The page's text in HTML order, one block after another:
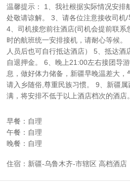
温馨提示： 1、我社根据实际情况安排
处敬请谅解。 3、请各位注意接收司机
4、司机接您前往酒店(司机会提前联
时的航班统一安排接机，请耐心等候
人员后也可自行抵达酒店） 5、抵达
自退押金。 6、晚上21:00左右接团导
息，做好体力储备，新疆早晚温差大
请入乡随俗,尊重民族习惯。 9、新疆
满，将安排不低于以上酒店档次的酒店。
早餐：自理
午餐：自理
晚餐：自理
住宿：新疆-乌鲁木齐-市辖区 高档酒店